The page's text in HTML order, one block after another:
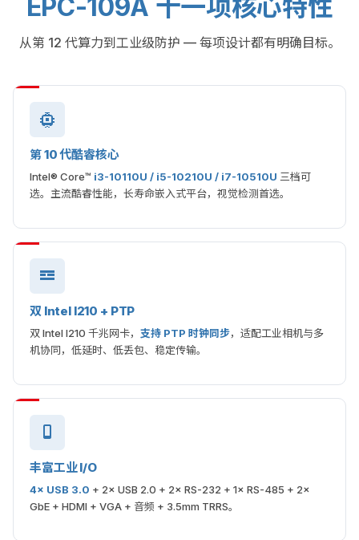
EPC-109A 十一项核心特性
从第 12 代算力到工业级防护 — 每项设计都有明确目标。
第 10 代酷睿核心
Intel® Core™ i3-10110U / i5-10210U / i7-10510U 三档可
选。主流酷睿性能，长寿命嵌入式平台，视觉检测首选。
双 Intel I210 + PTP
双 Intel I210 千兆网卡， 支持 PTP 时钟同步，适配工业相机与多
机协同，低延时、低丢包、稳定传输。
丰富工业 I/O
4× USB 3.0 + 2× USB 2.0 + 2× RS-232 + 1× RS-485 + 2×
GbE + HDMI + VGA + 音频 + 3.5mm TRRS。